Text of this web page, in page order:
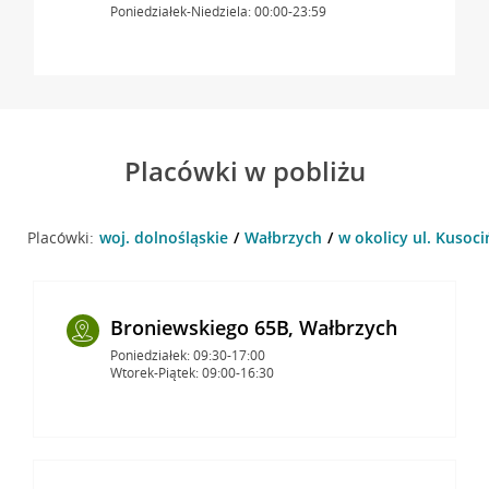
Poniedziałek-Niedziela: 00:00-23:59
Placówki w pobliżu
Placówki: woj. dolnośląskie Wałbrzych w okolicy ul.
Broniewskiego 65B, Wałbrzych
Poniedziałek: 09:30-17:00
Wtorek-Piątek: 09:00-16:30